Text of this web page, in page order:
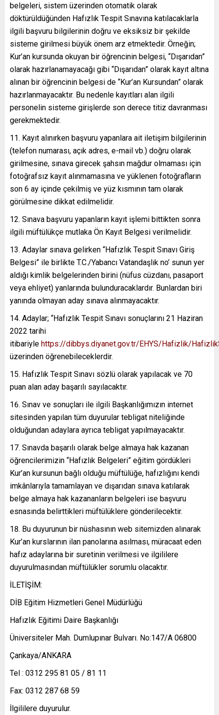
belgeleri, sistem üzerinden otomatik olarak
döktürüldüğünden Hafızlık Tespit Sınavına katılacaklarla
ilgili başvuru bilgilerinin doğru ve eksiksiz bir şekilde
sisteme girilmesi büyük önem arz etmektedir. Örneğin;
Kur’an kursunda okuyan bir öğrencinin belgesi, “Dışarıdan”
olarak hazırlanamayacağı gibi “Dışarıdan” olarak kayıt altına
alınan bir öğrencinin belgesi de “Kur’an Kursundan” olarak
hazırlanmayacaktır. Bu nedenle kayıtları alan ilgili
personelin sisteme girişlerde son derece titiz davranması
gerekmektedir.
Kayıt alınırken başvuru yapanlara ait iletişim bilgilerinin
(telefon numarası, açık adres, e-mail vb.) doğru olarak
girilmesine, sınava girecek şahsın mağdur olmaması için
fotoğrafsız kayıt alınmamasına ve yüklenen fotoğrafların
son 6 ay içinde çekilmiş ve yüz kısmının tam olarak
görülmesine dikkat edilmelidir.
Sınava başvuru yapanların kayıt işlemi bittikten sonra
ilgili müftülükçe mutlaka Ön Kayıt Belgesi verilmelidir.
Adaylar sınava gelirken “Hafızlık Tespit Sınavı Giriş
Belgesi” ile birlikte T.C./Yabancı Vatandaşlık no’ sunun yer
aldığı kimlik belgelerinden birini (nüfus cüzdanı, pasaport
veya ehliyet) yanlarında bulunduracaklardır. Bunlardan biri
yanında olmayan aday sınava alınmayacaktır.
Adaylar; “Hafızlık Tespit Sınavı sonuçlarını 21 Haziran
2022 tarihi
itibariyle https://dibbys.diyanet.gov.tr/EHYS/Hafizlik/
üzerinden öğrenebileceklerdir.
Hafızlık Tespit Sınavı sözlü olarak yapılacak ve 70
puan alan aday başarılı sayılacaktır.
Sınav ve sonuçları ile ilgili Başkanlığımızın internet
sitesinden yapılan tüm duyurular tebligat niteliğinde
olduğundan adaylara ayrıca tebligat yapılmayacaktır.
Sınavda başarılı olarak belge almaya hak kazanan
öğrencilerimizin “Hafızlık Belgeleri” eğitim gördükleri
Kur’an kursunun bağlı olduğu müftülüğe, hafızlığını kendi
imkânlarıyla tamamlayan ve dışarıdan sınava katılarak
belge almaya hak kazananların belgeleri ise başvuru
esnasında belirttikleri müftülüklere gönderilecektir.
Bu duyurunun bir nüshasının web sitemizden alınarak
Kur’an kurslarının ilan panolarına asılması, müracaat eden
hafız adaylarına bir suretinin verilmesi ve ilgililere
duyurulmasından müftülükler sorumlu olacaktır.
İLETİŞİM:
DİB Eğitim Hizmetleri Genel Müdürlüğü
Hafızlık Eğitimi Daire Başkanlığı
Üniversiteler Mah. Dumlupınar Bulvarı. No:147/A 06800
Çankaya/ANKARA
Tel : 0312 295 81 05 / 81 11
Fax: 0312 287 68 59
İlgililere duyurulur.